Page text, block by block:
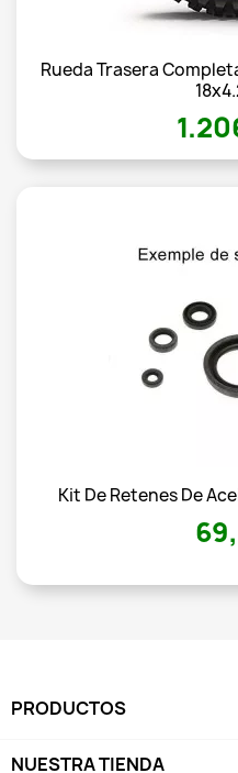
Rueda Trasera
Kit De Retenes De
PRODUCTOS
NUESTRA TIENDA